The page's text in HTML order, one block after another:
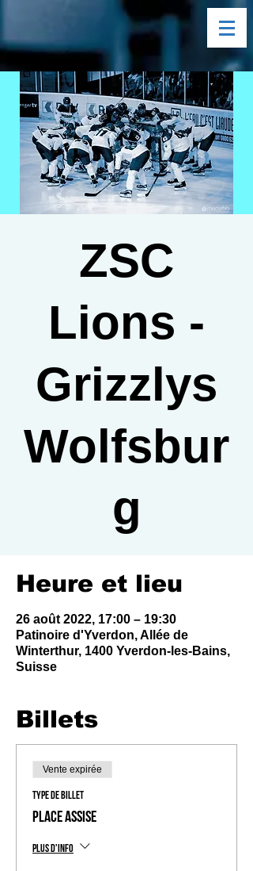
ZSC
Lions -
Grizzlys
Wolfsbur
g
Heure et lieu
26 août 2022, 17:00 – 19:30
Patinoire d'Yverdon, Allée de
Winterthur, 1400 Yverdon-les-Bains,
Suisse
Billets
Vente expirée
Type de billet
Place Assise
Plus d'info